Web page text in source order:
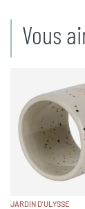
Vous
JARDIN D'ULYSSE